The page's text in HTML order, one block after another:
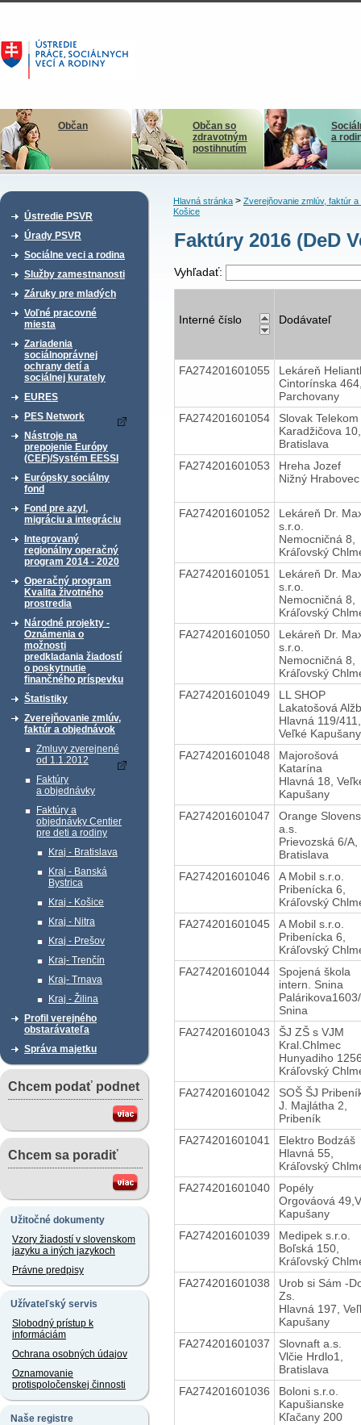
Občan
Občan so
zdravotným
postihnutím
a
Ústredie PSVR
Úrady PSVR
Sociálne veci a rodina
Služby zamestnanosti
Záruky pre mladých
Voľné pracovné
miesta
Zariadenia
sociálnoprávnej
ochrany detí a
sociálnej kurately
EURES
PES Network
Nástroje na
prepojenie Európy
(CEF)/Systém EESSI
Európsky sociálny
fond
Fond pre azyl,
migráciu a integráciu
Integrovaný
regionálny operačný
program 2014 - 2020
Operačný program
Kvalita životného
prostredia
Národné projekty -
Oznámenia o
možnosti
predkladania žiadostí
o poskytnutie
finančného príspevku
Štatistiky
Zverejňovanie zmlúv,
faktúr a objednávok
Zmluvy zverejnené
od 1.1.2012
Faktúry
a objednávky
Faktúry a
objednávky Centier
pre deti a rodiny
Kraj - Bratislava
Kraj - Banská
Bystrica
Kraj - Košice
Kraj - Nitra
Kraj - Prešov
Kraj- Trenčín
Kraj- Trnava
Kraj - Žilina
Profil verejného
obstarávateľa
Správa majetku
Chcem podať podnet
Chcem sa poradiť
Užitočné dokumenty
Vzory žiadostí v slovenskom
jazyku a iných jazykoch
Právne predpisy
Užívateľský servis
Slobodný prístup k
informáciám
Ochrana osobných údajov
Oznamovanie
protispoločenskej činnosti
Naše registre
Hlavná stránka> Zverejňovanie zmlúv, faktúr a
Košice
Faktúry 2016 (DeD
Vyhľadať:
Interné číslo Dodávateľ
FA274201601055
Lekáreň
Cintorínska
Parchovany
FA274201601054
Slovak
Karadžičova 10,
Bratislava
FA274201601053
Hreha Jozef
Nižný
FA274201601052
Lekáreň Dr.
s.r.o.
Nemocničná 8,
Kráľovský
FA274201601051
Lekáreň Dr.
s.r.o.
Nemocničná 8,
Kráľovský
FA274201601050
Lekáreň Dr.
s.r.o.
Nemocničná 8,
Kráľovský
FA274201601049
LL SHOP
Lakatošová
Hlavná 119/411,
Veľké Kapušany
FA274201601048
Majorošová
Katarína
Hlavná 18,
Kapušany
FA274201601047
Orange
a.s.
Prievozská 6/A,
Bratislava
FA274201601046
A Mobil s.r.o.
Pribenícka 6,
Kráľovský
FA274201601045
A Mobil s.r.o.
Pribenícka 6,
Kráľovský
FA274201601044
Spojená škola
intern. Snina
Snina
FA274201601043
ŠJ ZŠ s VJM
Kral.Chlmec
Hunyadiho
Kráľovský
FA274201601042
SOŠ ŠJ
J. Majlátha 2,
Pribeník
FA274201601041
Elektro Bodzáš
Hlavná 55,
Kráľovský
FA274201601040
Popély
Orgováová
Kapušany
FA274201601039
Medipek s.r.o.
Boľská 150,
Kráľovský
FA274201601038
Urob si Sám -
Zs.
Hlavná 197,
Kapušany
FA274201601037
Slovnaft a.s.
Vlčie Hrdlo1,
Bratislava
FA274201601036
Boloni s.r.o.
Kapušianske
Kľačany 200